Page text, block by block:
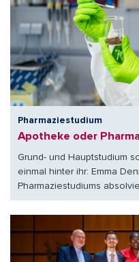
Pharmaziestudium
Apotheke oder
Grund- und Hauptstudium
einmal hinter ihr: Emma
Pharmaziestudiums